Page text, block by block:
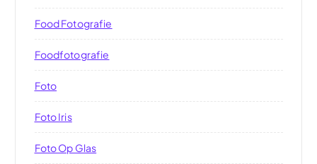
Food Fotografie
Foodfotografie
Foto
Foto Iris
Foto Op Glas